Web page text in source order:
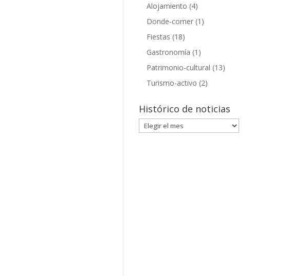
Alojamiento (4)
Donde-comer (1)
Fiestas (18)
Gastronomía (1)
Patrimonio-cultural (13)
Turismo-activo (2)
Histórico de noticias
Histórico
de